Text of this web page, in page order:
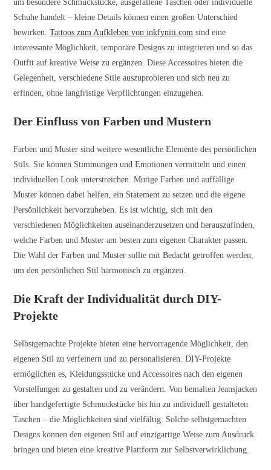
um besondere Schmuckstücke, ausgefallene Taschen oder individuelle
Schuhe handelt – kleine Details können einen großen Unterschied
bewirken.Tattoos zum Aufkleben von inkfyniti.com sind eine
interessante Möglichkeit, temporäre Designs zu integrieren und so das
Outfit auf kreative Weise zu ergänzen. Diese Accessoires bieten die
Gelegenheit, verschiedene Stile auszuprobieren und sich neu zu
erfinden, ohne langfristige Verpflichtungen einzugehen.
Der Einfluss von Farben und Mustern
Farben und Muster sind weitere wesentliche Elemente des persönlichen
Stils. Sie können Stimmungen und Emotionen vermitteln und einen
individuellen Look unterstreichen. Mutige Farben und auffällige
Muster können dabei helfen, ein Statement zu setzen und die eigene
Persönlichkeit hervorzuheben. Es ist wichtig, sich mit den
verschiedenen Möglichkeiten auseinanderzusetzen und herauszufinden,
welche Farben und Muster am besten zum eigenen Charakter passen.
Die Wahl der Farben und Muster sollte mit Bedacht getroffen werden,
um den persönlichen Stil harmonisch zu ergänzen.
Die Kraft der Individualität durch DIY-
Projekte
Selbstgemachte Projekte bieten eine hervorragende Möglichkeit, den
eigenen Stil zu verfeinern und zu personalisieren. DIY-Projekte
ermöglichen es, Kleidungsstücke und Accessoires nach den eigenen
Vorstellungen zu gestalten und zu verändern. Von bemalten Jeansjacken
über handgefertigte Schmuckstücke bis hin zu individuell gestalteten
Taschen – die Möglichkeiten sind vielfältig. Solche selbstgemachten
Designs können den eigenen Stil auf einzigartige Weise zum Ausdruck
bringen und bieten eine kreative Plattform zur Selbstverwirklichung.